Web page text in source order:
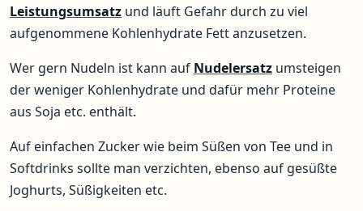
Leistungsumsatz und läuft Gefahr durch zu viel
aufgenommene Kohlenhydrate Fett anzusetzen.
Wer gern Nudeln ist kann auf Nudelersatz umsteigen
der weniger Kohlenhydrate und dafür mehr Proteine
aus Soja etc. enthält.
Auf einfachen Zucker wie beim Süßen von Tee und in
Softdrinks sollte man verzichten, ebenso auf gesüßte
Joghurts, Süßigkeiten etc.